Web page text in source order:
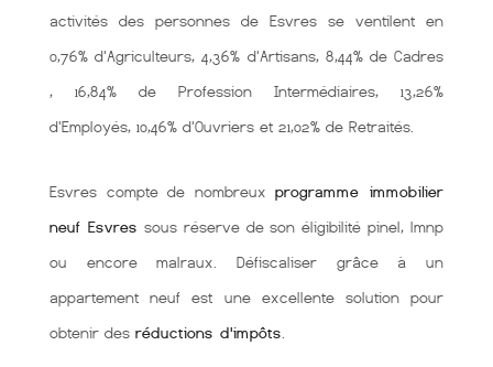
activités des personnes de Esvres se ventilent en
0,76% d'Agriculteurs, 4,36% d'Artisans, 8,44% de Cadres
, 16,84% de Profession Intermédiaires, 13,26%
d'Employés, 10,46% d'Ouvriers et 21,02% de Retraités.
Esvres compte de nombreuxprogramme immobilier
neuf Esvres sous réserve de son éligibilité pinel, lmnp
ou encore malraux. Défiscaliser grâce à un
appartement neuf est une excellente solution pour
obtenir des réductions d'impôts